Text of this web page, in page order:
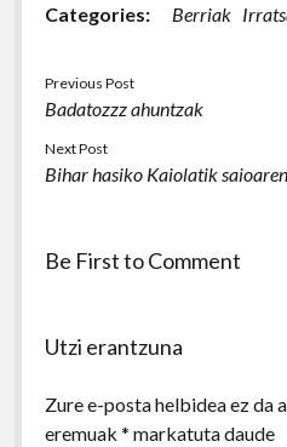
Categories: Berriak
Previous Post
Badatozzz ahuntzak
Next Post
Bihar hasiko Kaiolatik
Be First to Comment
Utzi erantzuna
Zure e-posta helbidea ez da
eremuak * markatuta daude